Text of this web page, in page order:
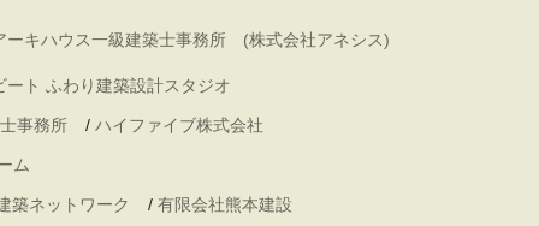
ーキハウス一級建築士事務所 (株式会社アネシス)
ート ふわり建築設計スタジオ
事務所 / ハイファイブ株式会社
ム
築ネットワーク / 有限会社熊本建設